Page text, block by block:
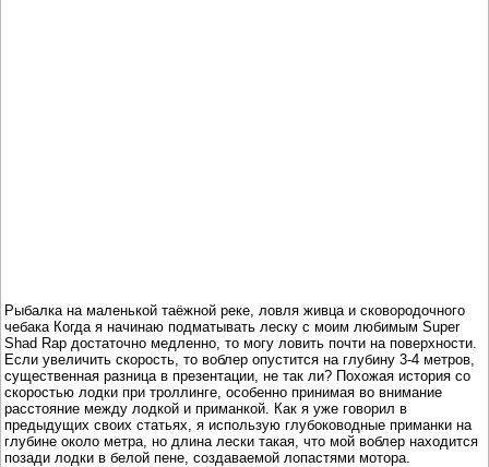
Рыбалка на маленькой таёжной реке, ловля живца и сковородочного
чебака Когда я начинаю подматывать леску с моим любимым Super
Shad Rap достаточно медленно, то могу ловить почти на поверхности.
Если увеличить скорость, то воблер опустится на глубину 3-4 метров,
существенная разница в презентации, не так ли? Похожая история со
скоростью лодки при троллинге, особенно принимая во внимание
расстояние между лодкой и приманкой. Как я уже говорил в
предыдущих своих статьях, я использую глубоководные приманки на
глубине около метра, но длина лески такая, что мой воблер находится
позади лодки в белой пене, создаваемой лопастями мотора.